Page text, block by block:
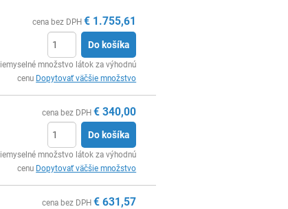
cena bez DPH € 1.755,61
Do košíka
množstvo látok za výhodnú
cenu Dopytovať väčšie množstvo
cena bez DPH € 340,00
Do košíka
množstvo látok za výhodnú
cenu Dopytovať väčšie množstvo
cena bez DPH € 631,57